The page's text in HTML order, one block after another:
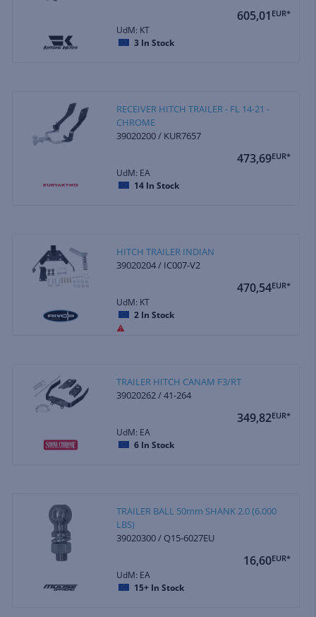
605,01 EUR*
UdM: KT
3 In Stock
RECEIVER HITCH TRAILER - FL 14-21 -
CHROME
39020200 / KUR7657
473,69EUR*
UdM: EA
14 In Stock
HITCH TRAILER INDIAN
39020204 / IC007-V2
470,54EUR*
UdM: KT
2 In Stock
TRAILER HITCH CANAM F3/RT
39020262 / 41-264
349,82EUR*
UdM: EA
6 In Stock
TRAILER BALL 50mm SHANK 2.0 (6.000
LBS)
39020300 / Q15-6027EU
16,60EUR*
UdM: EA
15+ In Stock